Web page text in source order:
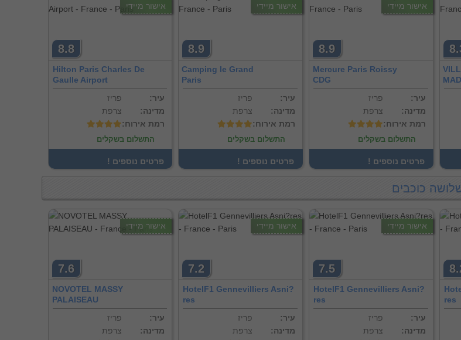
8.9
אישור מיידי
Mercure Paris Roissy
CDG
פריז
:עיר
צרפת
:מדינה
:רמת אירוח
התשלום בשקלים
! פרטים נוספים
8.9
אישור מיידי
Camping le Grand
Paris
פריז
:עיר
צרפת
:מדינה
:רמת אירוח
התשלום בשקלים
! פרטים נוספים
8.8
אישור מיידי
Hilton Paris Charles De
Gaulle Airport
פריז
:עיר
צרפת
:מדינה
:רמת אירוח
התשלום בשקלים
! פרטים נוספים
כוכבים
res
7.5
אישור מיידי
HotelF1 Gennevilliers Asni?
res
פריז
:עיר
צרפת
:מדינה
7.2
אישור מיידי
HotelF1 Gennevilliers Asni?
res
פריז
:עיר
צרפת
:מדינה
7.6
אישור מיידי
NOVOTEL MASSY
PALAISEAU
פריז
:עיר
צרפת
:מדינה